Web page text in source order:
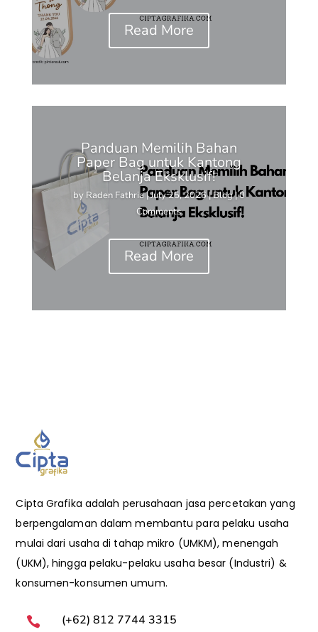
Read More
Panduan Memilih Bahan
Paper Bag untuk Kantong
Belanja Eksklusif!
by Raden Fathria|July 25, 2026|Blog| 0
Comments
Read More
Cipta Grafika adalah perusahaan jasa percetakan yang
berpengalaman dalam membantu para pelaku usaha
mulai dari usaha di tahap mikro (UMKM), menengah
(UKM), hingga pelaku-pelaku usaha besar (Industri) &
konsumen-konsumen umum.
 (+62) 812 7744 3315